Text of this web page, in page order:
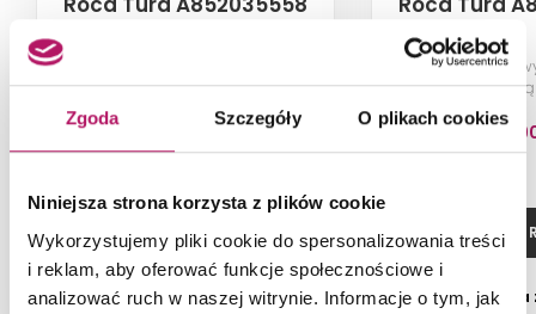
Zgoda Szczegóły O plikach cookies
Niniejsza strona korzysta z plików cookie
Wykorzystujemy pliki cookie do spersonalizowania treści
i reklam, aby oferować funkcje społecznościowe i
analizować ruch w naszej witrynie. Informacje o tym, jak
Zestaw łazienkowy Unik 100 cm z
2 szufladami, niecka
umieszczona centralnie, jeden
otwór na baterię, biały mat
5 899,90 PLN
ZOBACZ PRODUKT
Dostępność:na zamówienie
Zestaw
1 szufladą i
umieszczona
otwory na
5
ZOBACZ
Dostępność: